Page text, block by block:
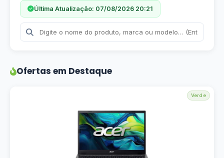
Última Atualização: 07/08/2026 20:21
Ofertas em Destaque
Verde